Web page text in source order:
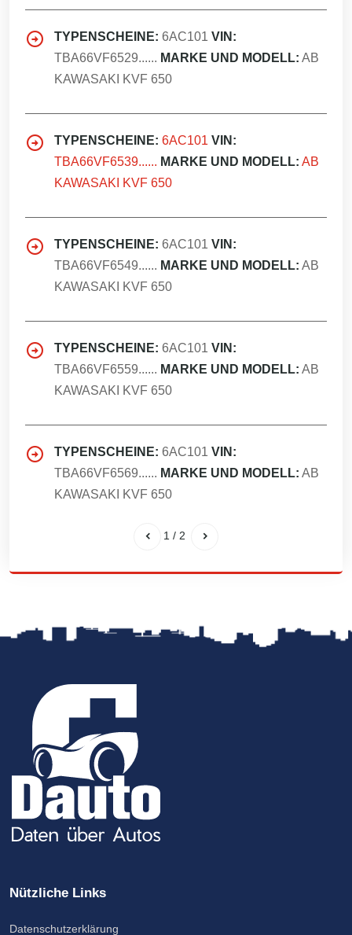
TYPENSCHEINE: 6AC101 VIN:
TBA66VF6529...... MARKE UND MODELL: AB
KAWASAKI KVF 650
TYPENSCHEINE: 6AC101 VIN:
TBA66VF6539...... MARKE UND MODELL: AB
KAWASAKI KVF 650
TYPENSCHEINE: 6AC101 VIN:
TBA66VF6549...... MARKE UND MODELL: AB
KAWASAKI KVF 650
TYPENSCHEINE: 6AC101 VIN:
TBA66VF6559...... MARKE UND MODELL: AB
KAWASAKI KVF 650
TYPENSCHEINE: 6AC101 VIN:
TBA66VF6569...... MARKE UND MODELL: AB
KAWASAKI KVF 650
1 / 2
Nützliche Links
Datenschutzerklärung